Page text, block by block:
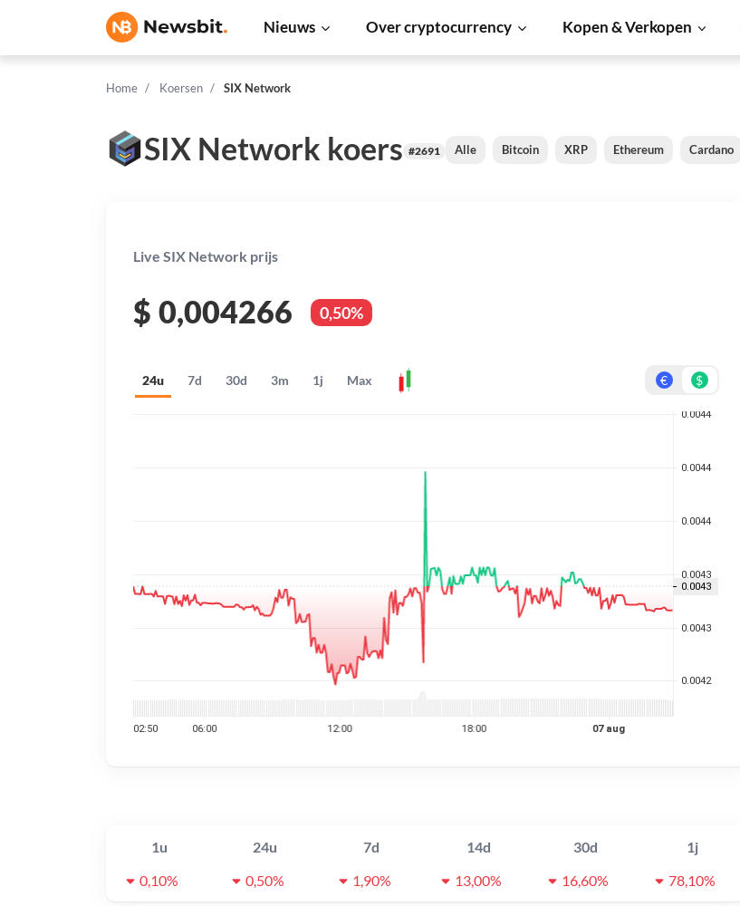
Nieuws Over cryptocurrency Kopen & Verkopen
Home Koersen SIX Network
SIX Network koers #2691 Alle Bitcoin XRP Ethereum Cardano
Live SIX Network prijs
$ 0,004266 0,50%
24u 7d 30d 3m 1j Max € $
1u 24u 7d 14d 30d
1j
0,10%
0,50% 1,90% 13,00% 16,60% 78,10%